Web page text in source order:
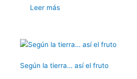
Leer más
Según la tierra… así el fruto